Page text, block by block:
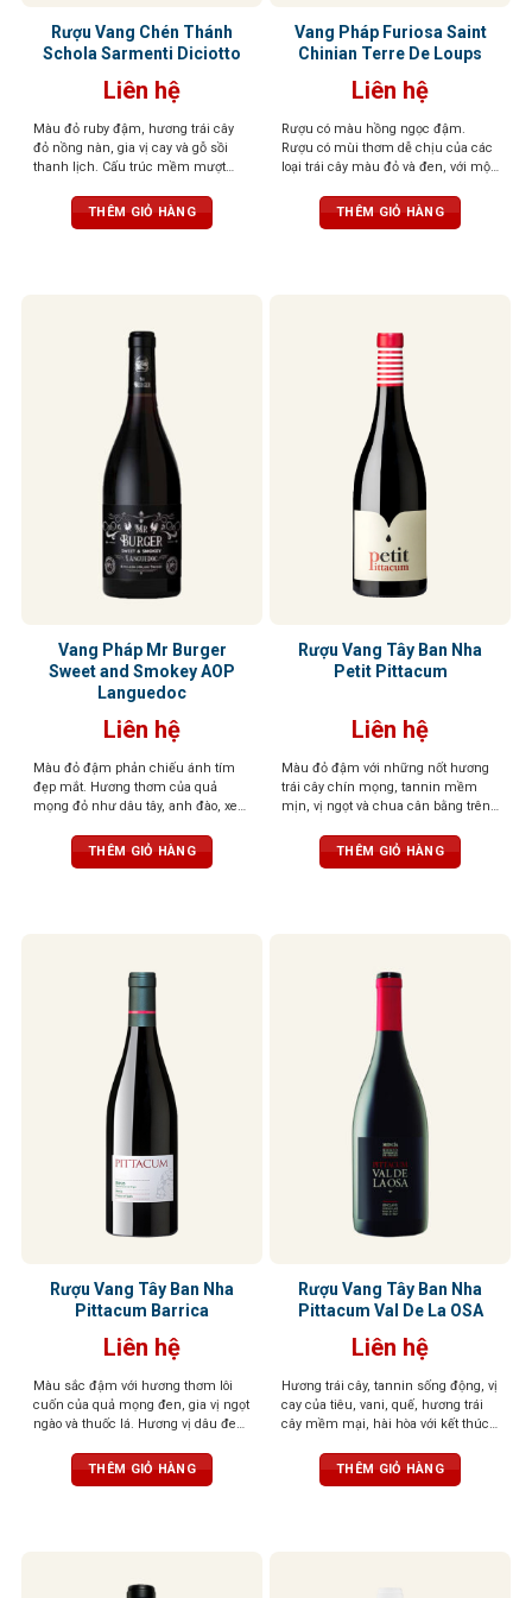
Rượu Vang Chén Thánh
Schola Sarmenti Diciotto
Liên hệ
Màu đỏ ruby đậm, hương trái cây
đỏ nồng nàn, gia vị cay và gỗ sồi
thanh lịch. Cấu trúc mềm mượt
vị kéo dài THÊM GIỎ HÀNG
Vang Pháp Furiosa Saint
Chinian Terre De Loups
Liên hệ
Rượu có màu hồng ngọc đậm.
Rượu có mùi thơm dễ chịu của các
loại trái cây màu đỏ và đen, với một
nhàng. Vòm miệng được tráng rất
cân đối và thể hiện rất nhiều sự
THÊM GIỎ HÀNG
Vang Pháp Mr Burger
Sweet and Smokey AOP
Languedoc
Liên hệ
Màu đỏ đậm phản chiếu ánh tím
đẹp mắt. Hương thơm của quả
mọng đỏ như dâu tây, anh đào, xen
hương, tuyết tùng tạo nên một tầng
hương phức hợp, gợi cảm và sống
THÊM GIỎ HÀNG
Rượu Vang Tây Ban Nha
Petit Pittacum
Liên hệ
Màu đỏ đậm với những nốt hương
trái cây chín mọng, tannin mềm
mịn, vị ngọt và chua cân bằng trên
THÊM GIỎ HÀNG
Rượu Vang Tây Ban Nha
Pittacum Barrica
Liên hệ
Màu sắc đậm với hương thơm lôi
cuốn của quả mọng đen, gia vị ngọt
ngào và thuốc lá. Hương vị dâu đen,
cùng tannin mềm mại
THÊM GIỎ HÀNG
Rượu Vang Tây Ban Nha
Pittacum Val De La OSA
Liên hệ
Hương trái cây, tannin sống động, vị
cay của tiêu, vani, quế, hương trái
cây mềm mại, hài hòa với kết thúc
THÊM GIỎ HÀNG